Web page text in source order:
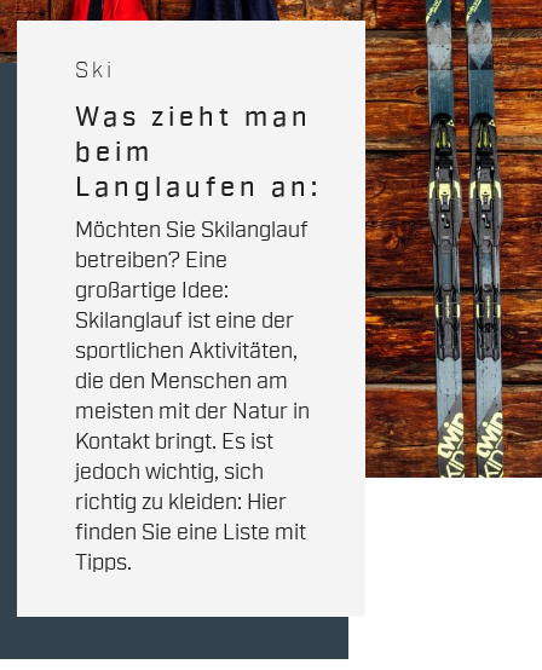
Ski
Was zieht man
beim
Langlaufen an:
Möchten Sie Skilanglauf
betreiben? Eine
großartige Idee:
Skilanglauf ist eine der
sportlichen Aktivitäten,
die den Menschen am
meisten mit der Natur in
Kontakt bringt. Es ist
jedoch wichtig, sich
richtig zu kleiden: Hier
finden Sie eine Liste mit
Tipps.